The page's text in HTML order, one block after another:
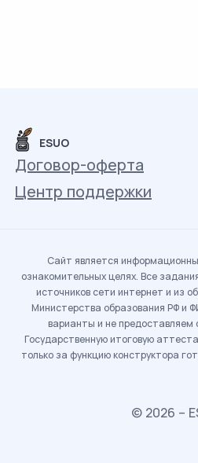
ESUO
Договор-оферта
Центр поддержки
Сайт является
ознакомительных целях. Все
источников сети интернет и из
Министерства образования РФ и
варианты и не
Государственную итоговую
только за функцию конструктора
© 2026 –